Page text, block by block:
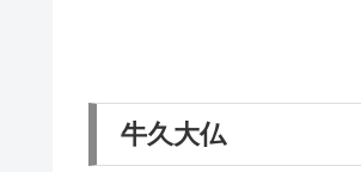
牛久大仏